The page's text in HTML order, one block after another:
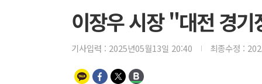
이장우 시장 "대전 경
기사입력 : 2025년05월13일 20:40 최종수정 :